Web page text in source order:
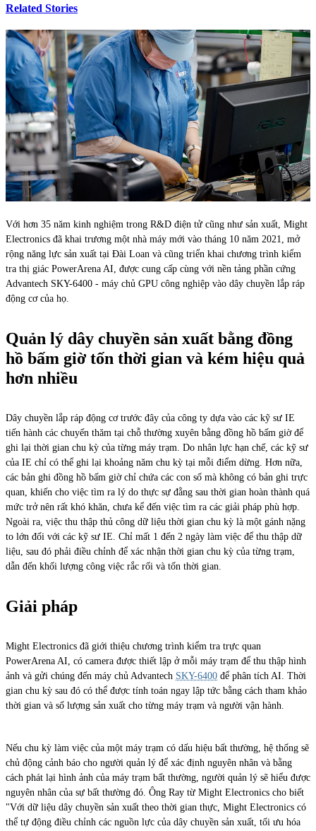
Related Stories
Với hơn 35 năm kinh nghiệm trong R&D điện tử cũng như sản xuất, Might
Electronics đã khai trương một nhà máy mới vào tháng 10 năm 2021, mở
rộng năng lực sản xuất tại Đài Loan và cũng triển khai chương trình kiểm
tra thị giác PowerArena AI, được cung cấp cùng với nền tảng phần cứng
Advantech SKY-6400 - máy chủ GPU công nghiệp vào dây chuyền lắp ráp
động cơ của họ.
Quản lý dây chuyền sản xuất bằng đồng
hồ bấm giờ tốn thời gian và kém hiệu quả
hơn nhiều
Dây chuyền lắp ráp động cơ trước đây của công ty dựa vào các kỹ sư IE
tiến hành các chuyến thăm tại chỗ thường xuyên bằng đồng hồ bấm giờ để
ghi lại thời gian chu kỳ của từng máy trạm. Do nhân lực hạn chế, các kỹ sư
của IE chỉ có thể ghi lại khoảng năm chu kỳ tại mỗi điểm dừng. Hơn nữa,
các bản ghi đồng hồ bấm giờ chỉ chứa các con số mà không có bản ghi trực
quan, khiến cho việc tìm ra lý do thực sự đằng sau thời gian hoàn thành quá
mức trở nên rất khó khăn, chưa kể đến việc tìm ra các giải pháp phù hợp.
Ngoài ra, việc thu thập thủ công dữ liệu thời gian chu kỳ là một gánh nặng
to lớn đối với các kỹ sư IE. Chỉ mất 1 đến 2 ngày làm việc để thu thập dữ
liệu, sau đó phải điều chỉnh để xác nhận thời gian chu kỳ của từng trạm,
dẫn đến khối lượng công việc rắc rối và tốn thời gian.
Giải pháp
Might Electronics đã giới thiệu chương trình kiểm tra trực quan
PowerArena AI, có camera được thiết lập ở mỗi máy trạm để thu thập hình
ảnh và gửi chúng đến máy chủ Advantech SKY-6400 để phân tích AI. Thời
gian chu kỳ sau đó có thể được tính toán ngay lập tức bằng cách tham khảo
thời gian và số lượng sản xuất cho từng máy trạm và người vận hành.
Nếu chu kỳ làm việc của một máy trạm có dấu hiệu bất thường, hệ thống sẽ
chủ động cảnh báo cho người quản lý để xác định nguyên nhân và bằng
cách phát lại hình ảnh của máy trạm bất thường, người quản lý sẽ hiểu được
nguyên nhân của sự bất thường đó. Ông Ray từ Might Electronics cho biết
"Với dữ liệu dây chuyền sản xuất theo thời gian thực, Might Electronics có
thể tự động điều chỉnh các nguồn lực của dây chuyền sản xuất, tối ưu hóa